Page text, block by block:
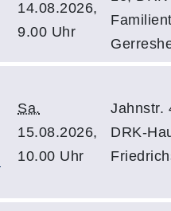
14.08.2026,
9.00 Uhr
Sa.
15.08.2026,
10.00 Uhr
Jahnstr.
DRK-